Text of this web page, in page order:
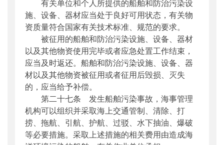
有关单位和个人所提供的船舶和防治污染设
施、设备、器材应当处于良好可用状态，有关物
资质量符合国家有关技术标准、规范的要求。
被征用的船舶和防治污染设施、设备、器材
以及其他物资使用完毕或者应急处置工作结束，
应当及时返还。船舶和防治污染设施、设备、器
材以及其他物资被征用或者征用后毁损、灭失
的，应当给予补偿。
第二十七条 发生船舶污染事故，海事管理
机构可以组织并采取海上交通管制、清除、打
捞、拖航、引航、护航、过驳、水下抽油、爆破
等必要措施。采取上述措施的相关费用由造成海